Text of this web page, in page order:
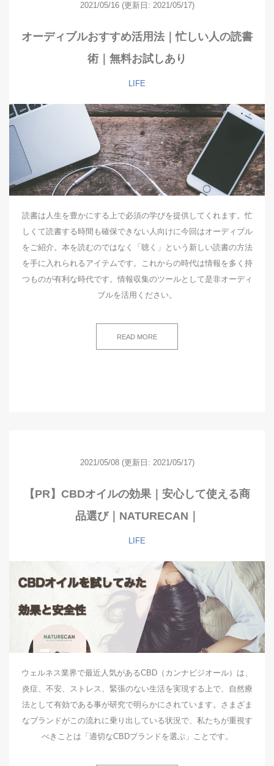
2021/05/16 (更新日: 2021/05/17)
オーディブルおすすめ活用法｜忙しい人の読書
術｜無料お試しあり
LIFE
読書は人生を豊かにする上で必須の学びを提供してくれます。忙
しくて読書する時間も確保できない人向けに今回はオーディブル
をご紹介。本を読むのではなく「聴く」という新しい読書の方法
を手に入れられるアイテムです。これからの時代は情報を多く持
つものが有利な時代です。情報収集のツールとして是非オーディ
ブルを活用ください。
READ MORE
2021/05/08 (更新日: 2021/05/17)
【PR】CBDオイルの効果｜安心して使える商
品選び｜NATURECAN｜
LIFE
ウェルネス業界で最近人気があるCBD（カンナビジオール）は、
炎症、不安、ストレス、緊張のない生活を実現する上で、自然療
法として有効である事が研究で明らかにされています。さまざま
なブランドがこの流れに乗り出している状況で、私たちが重視す
べきことは「適切なCBDブランドを選ぶ」ことです。